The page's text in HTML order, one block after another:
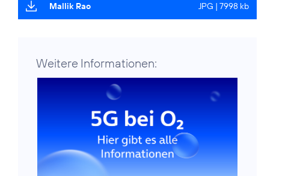
Mallik Rao JPG | 7998 kb
Weitere Informationen: